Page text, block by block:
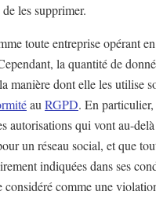
les supprimer.
toute entreprise opérant
la quantité de
manière dont elle les utilise
au RGPD. En
autorisations qui vont au-
un réseau social, et que
indiquées dans ses
considéré comme une